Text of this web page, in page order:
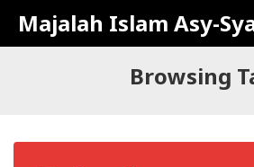
Majalah Islam Asy-
Browsing